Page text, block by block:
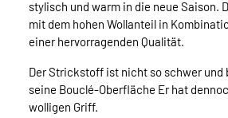
stylisch und warm in die neue Saison.
mit dem hohen Wollanteil in
einer hervorragenden Qualität.
Der Strickstoff ist nicht so schwer und
seine Bouclé-Oberfläche Er hat
wolligen Griff.